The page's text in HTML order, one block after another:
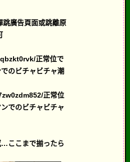
跳廣告頁面或跳離原
正常位で
のビチャビチャ潮
正常位
でのビチャビチャ
ここまで揃ったら